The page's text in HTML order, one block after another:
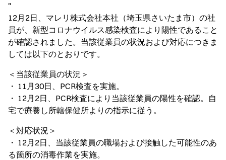
"
12月2日、マレリ株式会社本社（埼玉県さいたま市）の社
員が、新型コロナウイルス感染検査により陽性であること
が確認されました。当該従業員の状況および対応につきま
しては以下のとおりです。
＜当該従業員の状況＞
・ 11月30日、PCR検査を実施。
・ 12月2日、PCR検査により当該従業員の陽性を確認。自
宅で療養し所轄保健所よりの指示に従う。
＜対応状況＞
・ 12月2日、当該従業員の職場および接触した可能性のあ
る箇所の消毒作業を実施。